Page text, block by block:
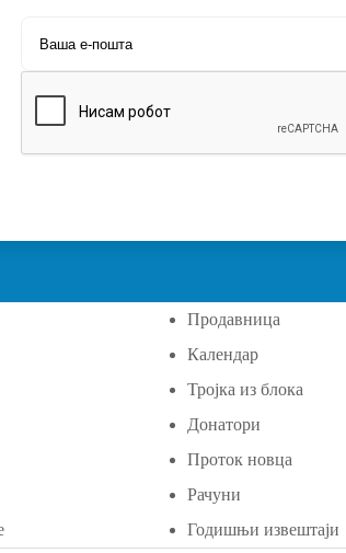
Продавница
Календар
Тројка из блока
Донатори
Проток новца
Рачуни
Годишњи извештаји